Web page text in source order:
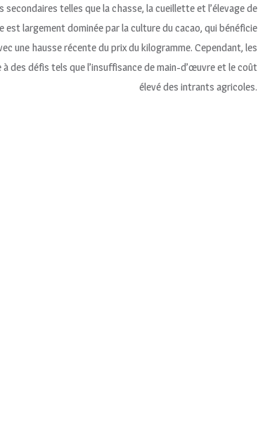
telles que la chasse, la cueillette et l’élevage de
est largement dominée par la culture du cacao, qui bénéficie
une hausse récente du prix du kilogramme. Cependant, les
des défis tels que l’insuffisance de main-d’œuvre et le coût
élevé des intrants agricoles.